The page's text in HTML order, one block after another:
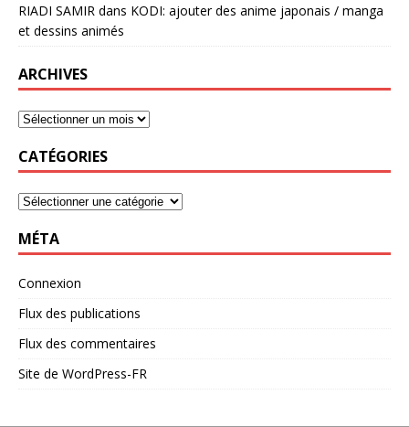
RIADI SAMIR dans KODI: ajouter des anime japonais / manga
et dessins animés
ARCHIVES
CATÉGORIES
MÉTA
Connexion
Flux des publications
Flux des commentaires
Site de WordPress-FR